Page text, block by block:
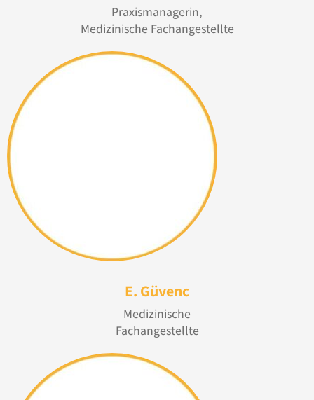
Praxismanagerin,
Medizinische Fachangestellte
E. Güvenc
Medizinische
Fachangestellte